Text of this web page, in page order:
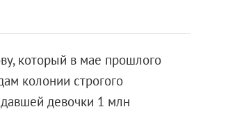
который в мае прошлого
колонии строгого
девочки 1 млн